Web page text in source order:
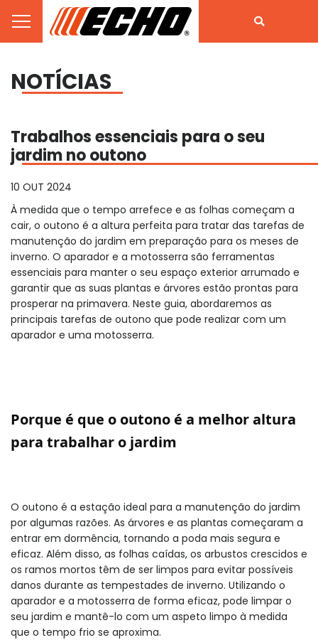
NOTÍCIAS
10 OUT 2024
Trabalhos essenciais para o seu
jardim no outono
À medida que o tempo arrefece e as folhas começam a
cair, o outono é a altura perfeita para tratar das tarefas de
manutenção do jardim em preparação para os meses de
inverno. O aparador e a motosserra são ferramentas
essenciais para manter o seu espaço exterior arrumado e
garantir que as suas plantas e árvores estão prontas para
prosperar na primavera. Neste guia, abordaremos as
principais tarefas de outono que pode realizar com um
aparador e uma motosserra.
Porque é que o outono é a melhor altura
para trabalhar o jardim
O outono é a estação ideal para a manutenção do jardim
por algumas razões. As árvores e as plantas começaram a
entrar em dormência, tornando a poda mais segura e
eficaz. Além disso, as folhas caídas, os arbustos crescidos e
os ramos mortos têm de ser limpos para evitar possíveis
danos durante as tempestades de inverno. Utilizando o
aparador e a motosserra de forma eficaz, pode limpar o
seu jardim e mantê-lo com um aspeto limpo à medida
que o tempo frio se aproxima.